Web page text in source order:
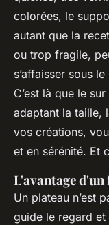
colorées, le
autant que la
ou trop fragile,
s’affaisser sous
C’est là que le
adaptant la taille,
vos créations,
et en sérénité. Et
L'avantage
Un plateau n’est
guide le regard